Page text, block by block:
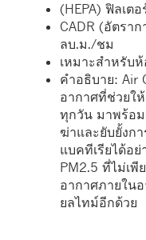
(HEPA) ฟิลเต
CADR (อัตรา
ลบ.ม./ชม
เหมาะสำหรับ
คำอธิบาย: Air
อากาศที่ช่วยใ
ทุกวัน มาพร้อม
ฆ่าและยับยั้งก
แบคทีเรียได้อ
PM2.5 ที่ไม่เพี
อากาศภายใน
ยลไทม์อีกด้วย